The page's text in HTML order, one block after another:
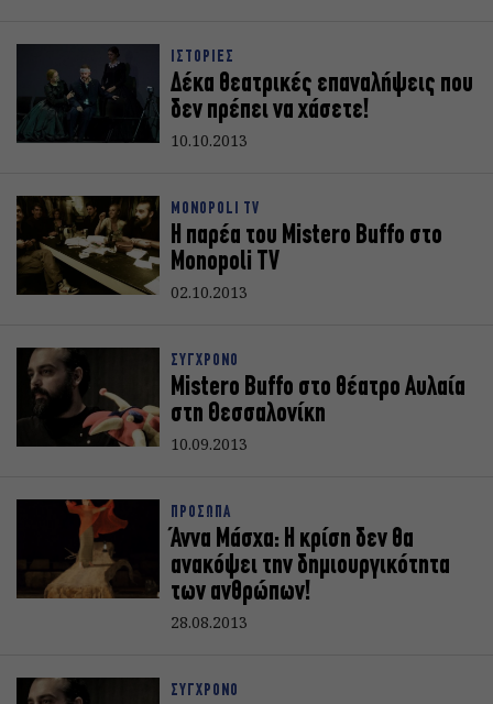
ΙΣΤΟΡΙΕΣ
Δέκα θεατρικές επαναλήψεις που
δεν πρέπει να χάσετε!
10.10.2013
MONOPOLI TV
Η παρέα του Mistero Buffo στο
Monopoli TV
02.10.2013
ΣΥΓΧΡΟΝΟ
Mistero Buffo στο θέατρο Αυλαία
στη Θεσσαλονίκη
10.09.2013
ΠΡΟΣΩΠΑ
Άννα Μάσχα: Η κρίση δεν θα
ανακόψει την δημιουργικότητα
των ανθρώπων!
28.08.2013
ΣΥΓΧΡΟΝΟ